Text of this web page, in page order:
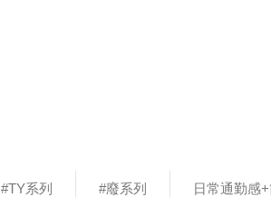
#TY系列 #廢系列 日常通勤感